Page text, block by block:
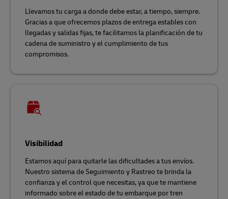
Llevamos tu carga a donde debe estar, a tiempo, siempre.
Gracias a que ofrecemos plazos de entrega estables con
llegadas y salidas fijas, te facilitamos la planificación de tu
cadena de suministro y el cumplimiento de tus
compromisos.
Visibilidad
Estamos aquí para quitarle las dificultades a tus envíos.
Nuestro sistema de Seguimiento y Rastreo te brinda la
confianza y el control que necesitas, ya que te mantiene
informado sobre el estado de tu embarque por tren